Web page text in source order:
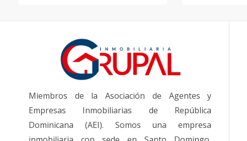
Miembros de la Asociación de Agentes y
Empresas Inmobiliarias de República
Dominicana (AEI). Somos una empresa